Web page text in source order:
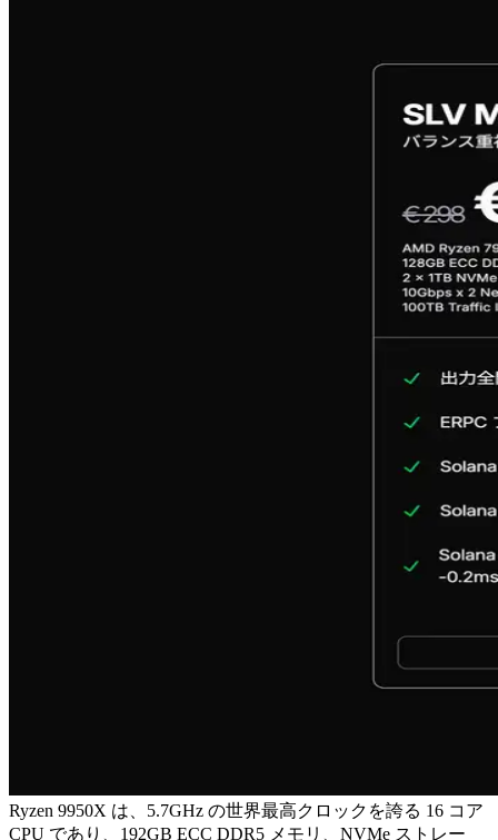
Ryzen 9950X は、5.7GHz の世界最高クロックを誇る 16 コア
CPU であり、192GB ECC DDR5 メモリ、NVMe ストレー